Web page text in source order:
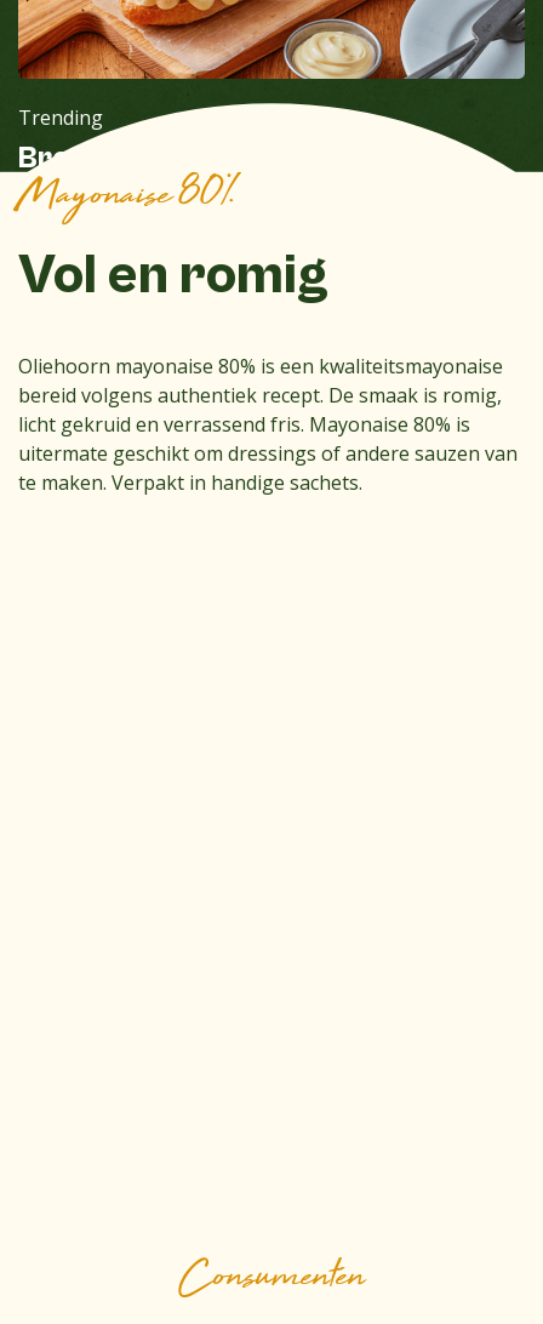
Trending
Broodje gezond met mayonaise
Mayonaise 80%
Vol en romig
Oliehoorn mayonaise 80% is een kwaliteitsmayonaise
bereid volgens authentiek recept. De smaak is romig,
licht gekruid en verrassend fris. Mayonaise 80% is
uitermate geschikt om dressings of andere sauzen van
te maken. Verpakt in handige sachets.
Consumenten